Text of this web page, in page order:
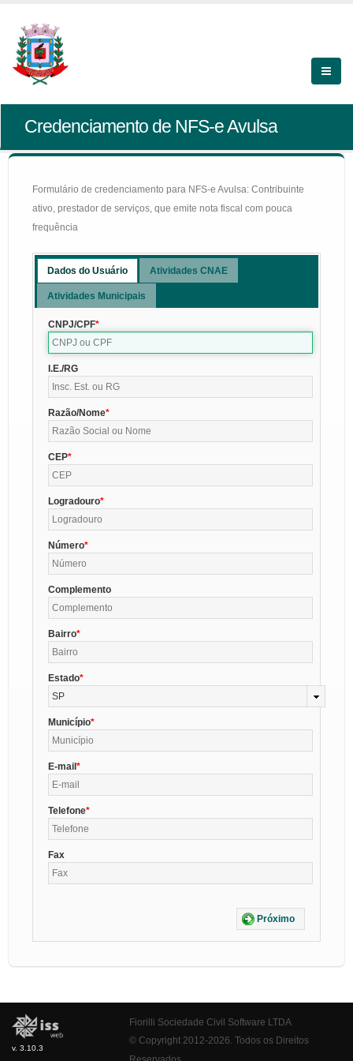
Credenciamento de NFS-e Avulsa
Formulário de credenciamento para NFS-e Avulsa: Contribuinte
ativo, prestador de serviços, que emite nota fiscal com pouca
frequência
Dados do Usuário Atividades CNAE
Atividades Municipais
CNPJ/CPF
I.E./RG
Razão/Nome
CEP
Logradouro
Número
Complemento
Bairro
Estado
SP
Município
E-mail
Telefone
Fax
Próximo
v. 3.10.3
Fiorilli Sociedade Civil Software LTDA
© Copyright 2012-2026. Todos os Direitos